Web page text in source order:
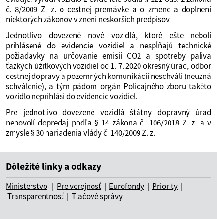
č. 8/2009 Z. z. o cestnej premávke a o zmene a doplnení
niektorých zákonov v znení neskorších predpisov.
Jednotlivo dovezené nové vozidlá, ktoré ešte neboli
prihlásené do evidencie vozidiel a nespĺňajú technické
požiadavky na určovanie emisií CO2 a spotreby paliva
ťažkých úžitkových vozidiel od 1. 7. 2020 okresný úrad, odbor
cestnej dopravy a pozemných komunikácií neschváli (neuzná
schválenie), a tým pádom orgán Policajného zboru takéto
vozidlo neprihlási do evidencie vozidiel.
Pre jednotlivo dovezené vozidlá štátny dopravný úrad
nepovolí dopredaj podľa § 14 zákona č. 106/2018 Z. z. a v
zmysle § 30 nariadenia vlády č. 140/2009 Z. z.
Dôležité linky a odkazy
Ministerstvo | Pre verejnosť | Eurofondy | Priority |
Transparentnosť | Tlačové správy